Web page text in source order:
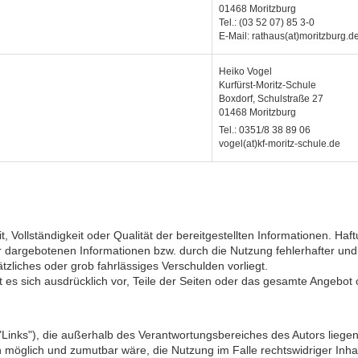
01468 Moritzburg
Tel.: (03 52 07) 85 3-0
E-Mail: rathaus(at)moritzburg.de
Heiko Vogel
Kurfürst-Moritz-Schule
Boxdorf, Schulstraße 27
01468 Moritzburg
Tel.: 0351/8 38 89 06
vogel(at)kf-moritz-schule.de
Vollständigkeit oder Qualität der bereitgestellten Informationen.
Informationen bzw. durch die Nutzung fehlerhafter
oder grob fahrlässiges Verschulden vorliegt.
sich ausdrücklich vor, Teile der Seiten oder das gesamte
die außerhalb des Verantwortungsbereiches des Autors
und zumutbar wäre, die Nutzung im Falle rechtswidriger